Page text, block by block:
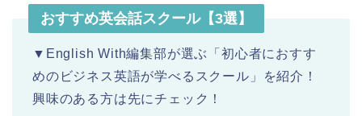
おすすめ英会話スクール【3選】
▼English With編集部が選ぶ「初心者におすす
めのビジネス英語が学べるスクール」を紹介！
興味のある方は先にチェック！